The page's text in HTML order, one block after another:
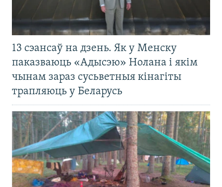
13 сэансаў на дзень. Як у Менску
паказваюць «Адысэю» Нолана і якім
чынам зараз сусьветныя кінагіты
трапляюць у Беларусь